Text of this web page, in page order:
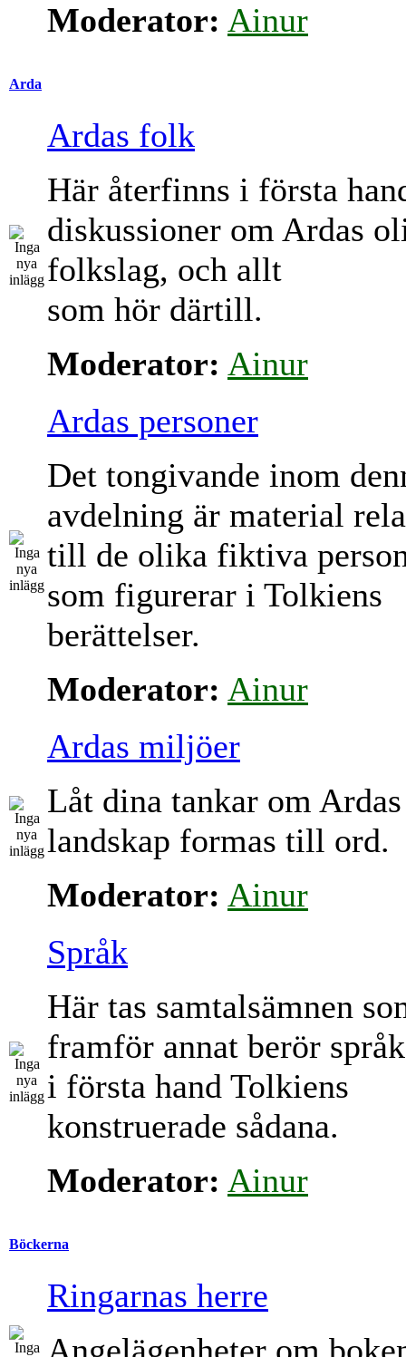
Moderator: Ainur
Arda
Ardas folk
Här återfinns i första
diskussioner om Ardas
folkslag, och allt
som hör därtill.
Moderator: Ainur
Ardas personer
Det tongivande inom
avdelning är material
till de olika fiktiva
som figurerar i Tolkiens
berättelser.
Moderator: Ainur
Ardas miljöer
Låt dina tankar om Ardas
landskap formas till ord.
Moderator: Ainur
Språk
Här tas samtalsämnen
framför annat berör
i första hand Tolkiens
konstruerade sådana.
Moderator: Ainur
Böckerna
Ringarnas herre